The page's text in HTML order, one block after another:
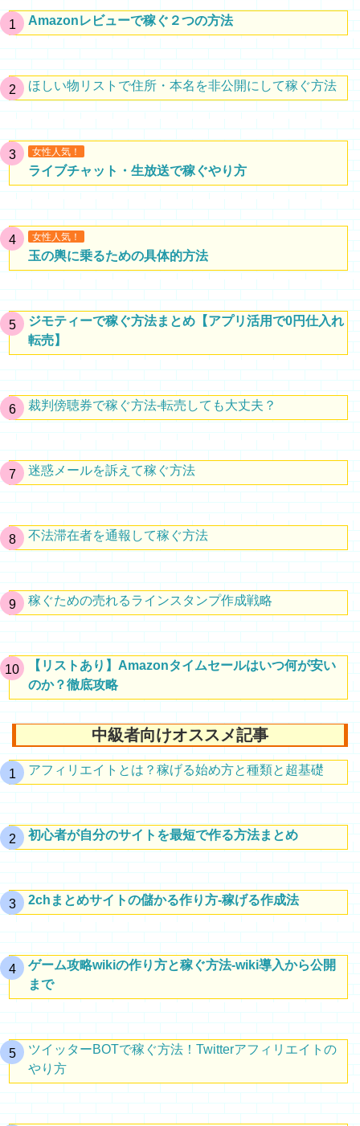
Amazonレビューで稼ぐ２つの方法
ほしい物リストで住所・本名を非公開にして稼ぐ方法
女性人気！
ライブチャット・生放送で稼ぐやり方
女性人気！
玉の輿に乗るための具体的方法
ジモティーで稼ぐ方法まとめ【アプリ活用で0円仕入れ
転売】
裁判傍聴券で稼ぐ方法-転売しても大丈夫？
迷惑メールを訴えて稼ぐ方法
不法滞在者を通報して稼ぐ方法
稼ぐための売れるラインスタンプ作成戦略
【リストあり】Amazonタイムセールはいつ何が安い
のか？徹底攻略
中級者向けオススメ記事
アフィリエイトとは？稼げる始め方と種類と超基礎
初心者が自分のサイトを最短で作る方法まとめ
2chまとめサイトの儲かる作り方-稼げる作成法
ゲーム攻略wikiの作り方と稼ぐ方法-wiki導入から公開
まで
ツイッターBOTで稼ぐ方法！Twitterアフィリエイトの
やり方